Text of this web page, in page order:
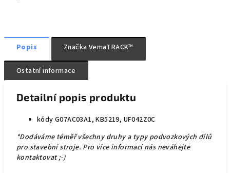
Popis Značka VemaTRACK™
Ostatní informace
Detailní popis produktu
kódy G07AC03A1, KB5219, UF042Z0C
*Dodáváme téměř všechny druhy a typy podvozkových dílů
pro stavební stroje. Pro více informací nás neváhejte
kontaktovat ;-)